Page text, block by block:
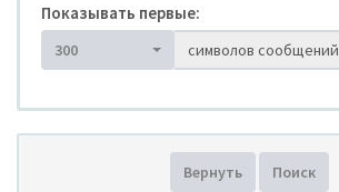
Показывать первые:
300 символов сообщений
Вернуть Поиск